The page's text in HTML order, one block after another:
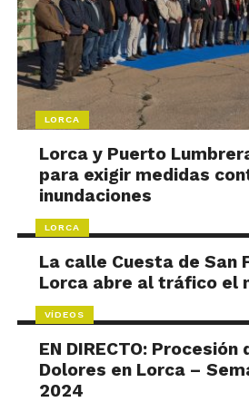
LORCA
Lorca y Puerto
para exigir medidas
inundaciones
LORCA
La calle Cuesta de San
Lorca abre al tráfico el
VÍDEOS
EN DIRECTO:
Dolores en Lorca –
2024